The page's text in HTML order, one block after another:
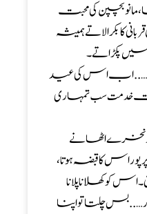
مانو بچپن کی محبت
کا بکرا لاتے ہمیشہ
پکڑاتے۔
بکرا …..اب اس کی عید
سب تمہاری
نخرے اٹھانے
س کا قبضہ ہوتا،
اس کو کھلانا پلانا
…..بس چلتا تواپنا